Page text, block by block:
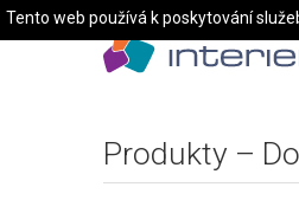
Produkty –
Tento web používá k poskytování